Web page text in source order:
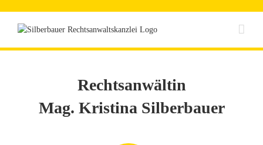
springen
Rechtsanwältin
Mag. Kristina Silberbauer